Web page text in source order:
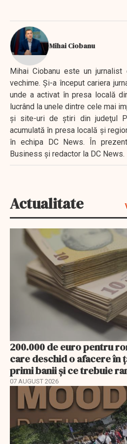
Mihai Ciobanu
Mihai Ciobanu este un
vechime. Şi-a început cariera
unde a activat în presa locală
lucrând la unele dintre cele mai
şi site-uri de ştiri din judeţul
acumulată în presa locală şi
în echipa DC News. În
Business şi redactor la DC News.
Actualitate
200.000 de euro pentru
care deschid o afacere în
primi banii și ce trebuie
07 AUGUST 2026